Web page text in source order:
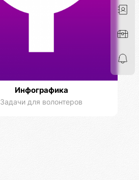
Инфографика
Задачи для волонтеров